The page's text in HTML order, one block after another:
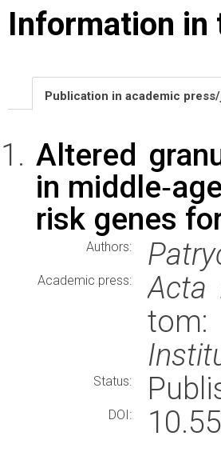
Information in
Publication in academic
Altered
in
risk genes
Authors:
Academic press:
Acta
tom:
Status:
DOI: